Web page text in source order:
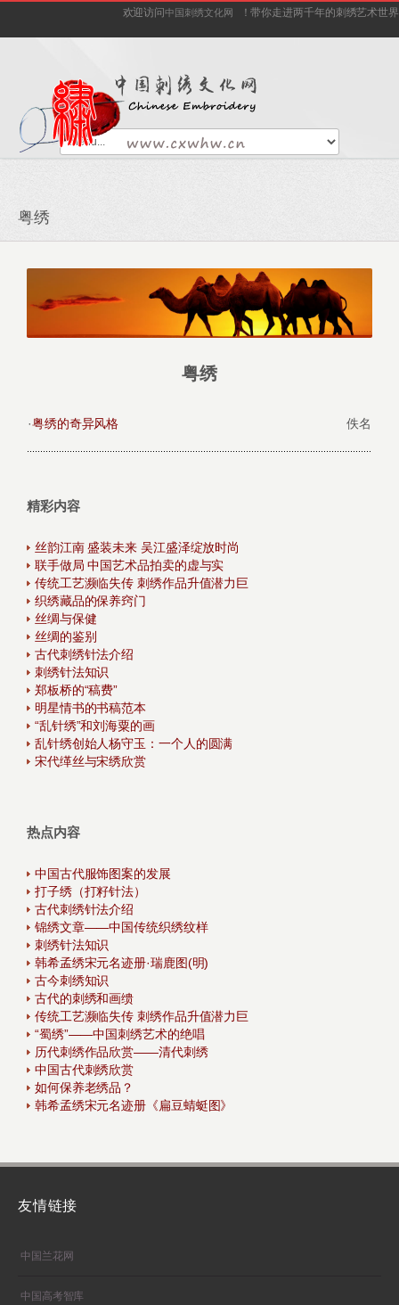
欢迎访问中国刺绣文化网 ！带你走进两千年的刺绣艺术世界
粤绣
粤绣
·粤绣的奇异风格 佚名
精彩内容
丝韵江南 盛装未来 吴江盛泽绽放时尚
联手做局 中国艺术品拍卖的虚与实
传统工艺濒临失传 刺绣作品升值潜力巨
织绣藏品的保养窍门
丝绸与保健
丝绸的鉴别
古代刺绣针法介绍
刺绣针法知识
郑板桥的“稿费”
明星情书的书稿范本
“乱针绣”和刘海粟的画
乱针绣创始人杨守玉：一个人的圆满
宋代缂丝与宋绣欣赏
热点内容
中国古代服饰图案的发展
打子绣（打籽针法）
古代刺绣针法介绍
锦绣文章——中国传统织绣纹样
刺绣针法知识
韩希孟绣宋元名迹册·瑞鹿图(明)
古今刺绣知识
古代的刺绣和画缋
传统工艺濒临失传 刺绣作品升值潜力巨
“蜀绣”——中国刺绣艺术的绝唱
历代刺绣作品欣赏——清代刺绣
中国古代刺绣欣赏
如何保养老绣品？
韩希孟绣宋元名迹册《扁豆蜻蜓图》
友情链接
中国兰花网
中国高考智库